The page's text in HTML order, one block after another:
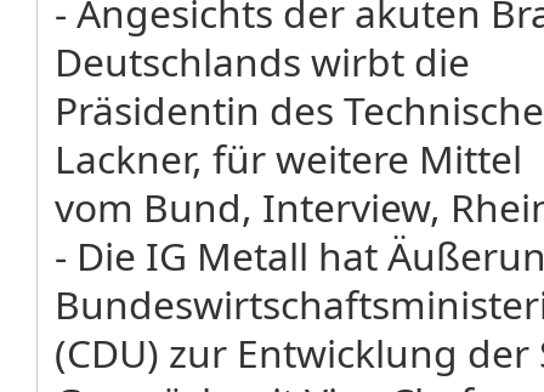
- Angesichts der akuten
Deutschlands wirbt die
Präsidentin des
Lackner, für weitere Mittel
vom Bund, Interview,
- Die IG Metall hat
(CDU) zur Entwicklung